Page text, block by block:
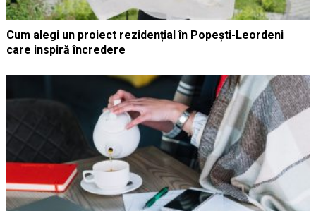
Cum alegi un proiect rezidențial în Popești-Leordeni
care inspiră încredere